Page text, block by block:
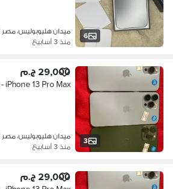
6
ميدان هليوبوليس، مصر
منذ 3 أسابيع
3
29,000 ج.م
iPhone 13 Pro Max
ميدان هليوبوليس، مصر
منذ 3 أسابيع
29,000 ج.م